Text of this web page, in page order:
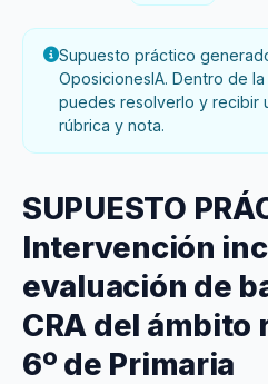
Supuesto práctico
OposicionesIA. Dentro de la
puedes resolverlo y recibir
rúbrica y nota.
SUPUESTO
Intervención
evaluación de
CRA del ámbito
6º de Primaria